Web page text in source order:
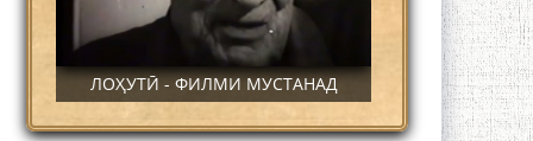
ЛОҲУТӢ - ФИЛМИ МУСТАНАД